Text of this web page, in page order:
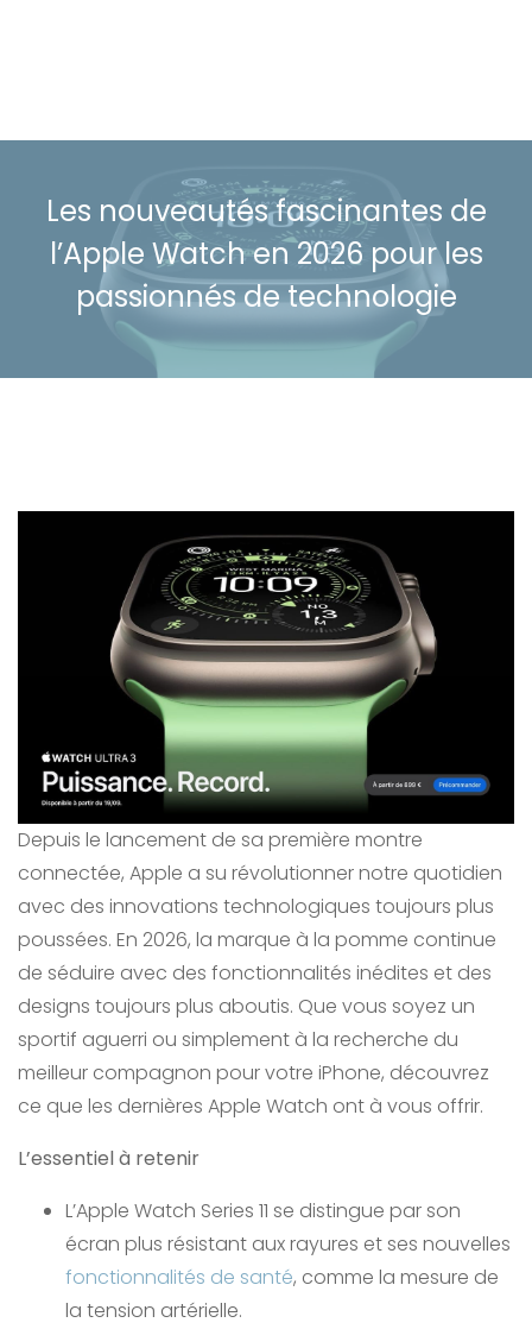
Les nouveautés fascinantes de
l’Apple Watch en 2026 pour les
passionnés de technologie
Depuis le lancement de sa première montre
connectée, Apple a su révolutionner notre quotidien
avec des innovations technologiques toujours plus
poussées. En 2026, la marque à la pomme continue
de séduire avec des fonctionnalités inédites et des
designs toujours plus aboutis. Que vous soyez un
sportif aguerri ou simplement à la recherche du
meilleur compagnon pour votre iPhone, découvrez
ce que les dernières Apple Watch ont à vous offrir.
L’essentiel à retenir
L’Apple Watch Series 11 se distingue par son
écran plus résistant aux rayures et ses nouvelles
fonctionnalités de santé, comme la mesure de
la tension artérielle.